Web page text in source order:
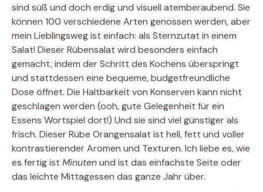
sind süß und doch erdig und visuell atemberaubend. Sie
können 100 verschiedene Arten genossen werden, aber
mein Lieblingsweg ist einfach: als Sternzutat in einem
Salat! Dieser Rübensalat wird besonders einfach
gemacht, indem der Schritt des Kochens überspringt
und stattdessen eine bequeme, budgetfreundliche
Dose öffnet. Die Haltbarkeit von Konserven kann nicht
geschlagen werden (ooh, gute Gelegenheit für ein
Essens Wortspiel dort!) Und sie sind viel günstiger als
frisch. Dieser Rübe Orangensalat ist hell, fett und voller
kontrastierender Aromen und Texturen. Ich liebe es, wie
es fertig ist Minutenund ist das einfachste Seite oder
das leichte Mittagessen das ganze Jahr über.